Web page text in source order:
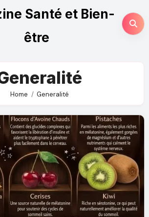
Santé et Bien-
être
Home Generalité